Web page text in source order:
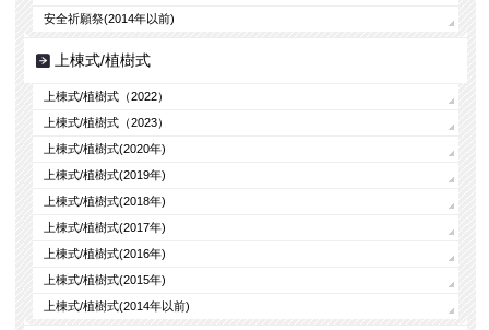
安全祈願祭(2014年以前)
上棟式/植樹式
上棟式/植樹式（2022）
上棟式/植樹式（2023）
上棟式/植樹式(2020年)
上棟式/植樹式(2019年)
上棟式/植樹式(2018年)
上棟式/植樹式(2017年)
上棟式/植樹式(2016年)
上棟式/植樹式(2015年)
上棟式/植樹式(2014年以前)